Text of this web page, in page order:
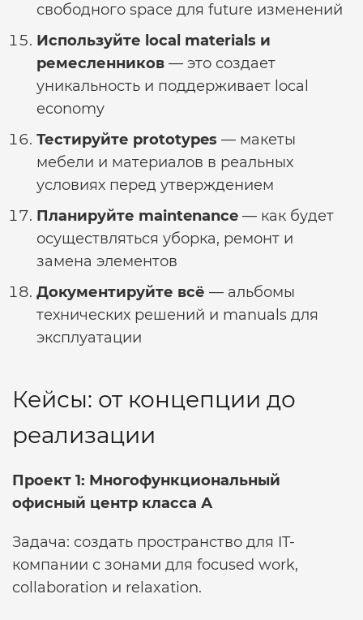
свободного space для future изменений
Используйте local materials и
ремесленников — это создает
уникальность и поддерживает local
economy
Тестируйте prototypes — макеты
мебели и материалов в реальных
условиях перед утверждением
Планируйте maintenance — как будет
осуществляться уборка, ремонт и
замена элементов
Документируйте всё — альбомы
технических решений и manuals для
эксплуатации
Кейсы: от концепции до
реализации
Проект 1: Многофункциональный
офисный центр класса А
Задача: создать пространство для IT-
компании с зонами для focused work,
collaboration и relaxation.